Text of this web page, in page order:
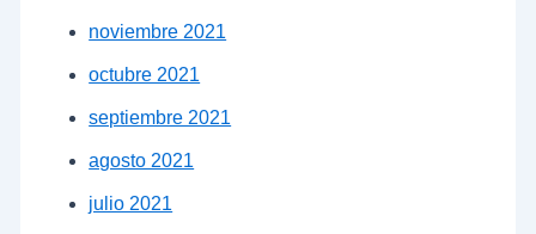
noviembre 2021
octubre 2021
septiembre 2021
agosto 2021
julio 2021